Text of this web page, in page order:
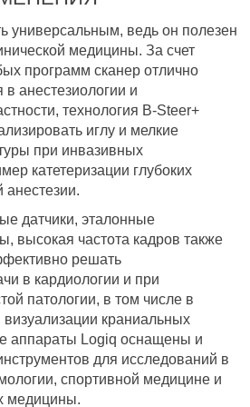
универсальным, ведь он полезен
медицины. За счет
программ сканер отлично
анестезиологии и
технология B-Steer+
иглу и мелкие
при инвазивных
катетеризации глубоких
анестезии.
датчики, эталонные
высокая частота кадров также
решать
в кардиологии и при
патологии, в том числе в
краниальных
аппараты Logiq оснащены и
для исследований в
спортивной медицине и
медицины.